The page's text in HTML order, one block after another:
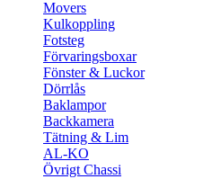
Movers
Kulkoppling
Fotsteg
Förvaringsboxar
Fönster & Luckor
Dörrlås
Baklampor
Backkamera
Tätning & Lim
AL-KO
Övrigt Chassi